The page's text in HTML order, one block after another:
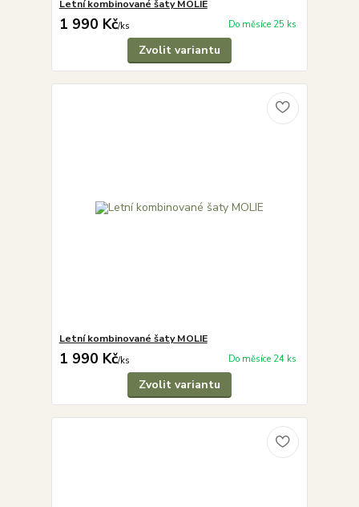
Letní kombinované šaty MOLIE
1 990 Kč/ks Do měsíce 25 ks
Zvolit variantu
Letní kombinované šaty MOLIE
1 990 Kč/ks Do měsíce 24 ks
Zvolit variantu